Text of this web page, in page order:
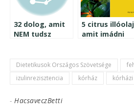
32 dolog, amit
NEM tudsz
élsz
5 citrus
amit imádni
Dietetikusok Országos Szövetsége
izulinrezisztencia
kórház
- HacsaveczBetti